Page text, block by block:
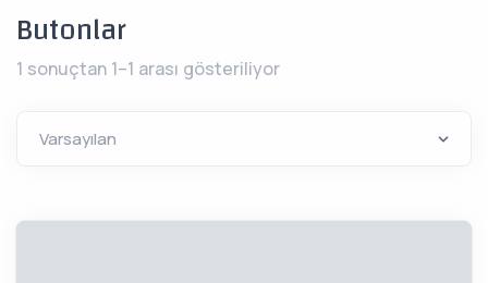
Butonlar
1 sonuçtan 1–1 arası gösteriliyor